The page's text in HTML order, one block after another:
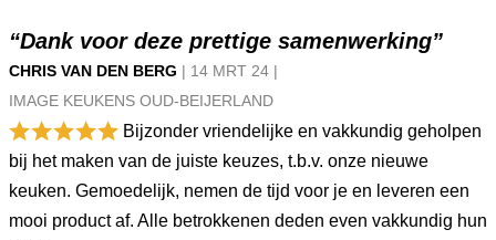
“Dank voor deze prettige samenwerking”
CHRIS VAN DEN BERG | 14 MRT 24 |
IMAGE KEUKENS OUD-BEIJERLAND
Bijzonder vriendelijke en vakkundig geholpen
bij het maken van de juiste keuzes, t.b.v. onze nieuwe
keuken. Gemoedelijk, nemen de tijd voor je en leveren een
mooi product af. Alle betrokkenen deden even vakkundig hun